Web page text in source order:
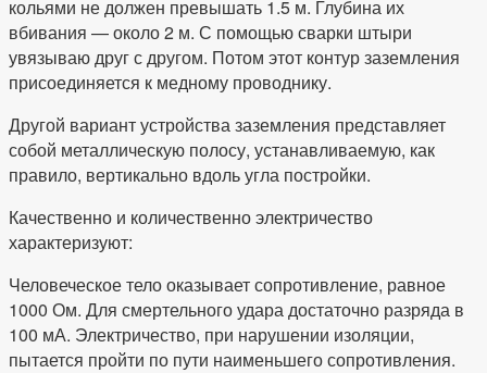
кольями не должен превышать 1.5 м. Глубина их
вбивания — около 2 м. С помощью сварки штыри
увязываю друг с другом. Потом этот контур заземления
присоединяется к медному проводнику.
Другой вариант устройства заземления представляет
собой металлическую полосу, устанавливаемую, как
правило, вертикально вдоль угла постройки.
Качественно и количественно электричество
характеризуют:
Человеческое тело оказывает сопротивление, равное
1000 Ом. Для смертельного удара достаточно разряда в
100 мА. Электричество, при нарушении изоляции,
пытается пройти по пути наименьшего сопротивления.